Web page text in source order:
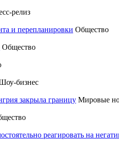
релиз
и перепланировки Общество
Общество
бизнес
закрыла границу Мировые
реагировать на